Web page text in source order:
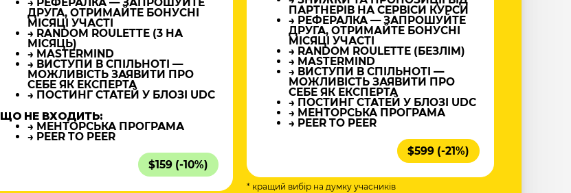
ДРУГА, ОТРИМАЙТЕ БОНУСНІ
МІСЯЦІ УЧАСТІ
→ RANDOM ROULETTE (3 НА
МІСЯЦЬ)
→ MASTERMIND
→ ВИСТУПИ В СПІЛЬНОТІ —
МОЖЛИВІСТЬ ЗАЯВИТИ ПРО
СЕБЕ ЯК ЕКСПЕРТА
→ ПОСТИНГ СТАТЕЙ У БЛОЗІ UDC
ЩО НЕ ВХОДИТЬ:
→ МЕНТОРСЬКА ПРОГРАМА
→ PEER TO PEER
$159 (-10%)
ПАРТНЕРІВ НА СЕРВІСИ КУРСИ
→ РЕФЕРАЛКА — ЗАПРОШУЙТЕ
ДРУГА, ОТРИМАЙТЕ БОНУСНІ
МІСЯЦІ УЧАСТІ
→ RANDOM ROULETTE (БЕЗЛІМ)
→ MASTERMIND
→ ВИСТУПИ В СПІЛЬНОТІ —
МОЖЛИВІСТЬ ЗАЯВИТИ ПРО
СЕБЕ ЯК ЕКСПЕРТА
→ ПОСТИНГ СТАТЕЙ У БЛОЗІ UDC
→ МЕНТОРСЬКА ПРОГРАМА
→ PEER TO PEER
$599 (-21%)
* кращий вибір на думку учасників